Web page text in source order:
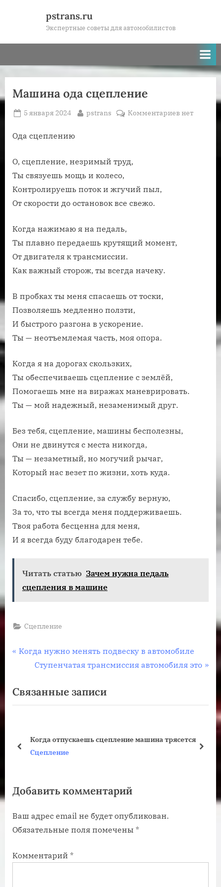
pstrans.ru
Экспертные советы для автомобилистов
Машина ода сцепление
Posted
5 января 2024 By
pstrans Комментариевкнет
Ода сцеплению
О, сцепление, незримый труд,
Ты связуешь мощь и колесо,
Контролируешь поток и жгучий пыл,
От скорости до остановок все свежо.
Когда нажимаю я на педаль,
Ты плавно передаешь крутящий момент,
От двигателя к трансмиссии.
Как важный сторож, ты всегда начеку.
В пробках ты меня спасаешь от тоски,
Позволяешь медленно ползти,
И быстрого разгона в ускорение.
Ты — неотъемлемая часть, моя опора.
Когда я на дорогах скользких,
Ты обеспечиваешь сцепление с землёй,
Помогаешь мне на виражах маневрировать.
Ты — мой надежный, незаменимый друг.
Без тебя, сцепление, машины бесполезны,
Они не двинутся с места никогда,
Ты — незаметный, но могучий рычаг,
Который нас везет по жизни, хоть куда.
Спасибо, сцепление, за службу верную,
За то, что ты всегда меня поддерживаешь.
Твоя работа бесценна для меня,
И я всегда буду благодарен тебе.
Читать статью Зачем нужна педаль
сцепления в машине
Сцепление
Навигация
записям
П
д
ы
щ
з
п
и
ь
Когда нужно менять подвеску в автомобиле
С
е
д
з
п
и
ь
Ступенчатая трансмиссия автомобиля это
Связанные записи
Когда отпускаешь сцепление машина трясется
Сцепление
пред
Добавить комментарий
Ваш адрес email не будет опубликован.
Обязательные поля помечены *
Комментарий *